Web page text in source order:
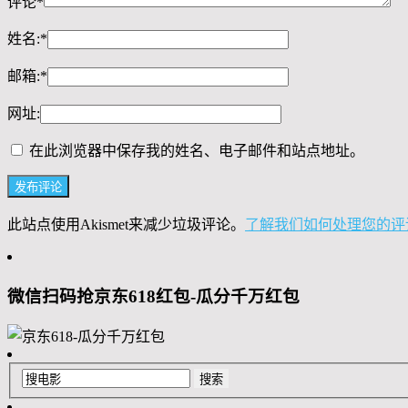
姓名:*
邮箱:*
网址:
在此浏览器中保存我的姓名、电子邮件和站点地址。
此站点使用Akismet来减少垃圾评论。 了解我们如何处理您的
微信扫码抢京东618红包-瓜分千万红包